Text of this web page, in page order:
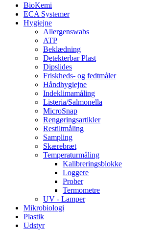
BioKemi
ECA Systemer
Hygiejne
Allergenswabs
ATP
Beklædning
Detekterbar Plast
Dipslides
Friskheds- og fedtmåler
Håndhygiejne
Indeklimamåling
Listeria/Salmonella
MicroSnap
Rengøringsartikler
Restiltmåling
Sampling
Skærebræt
Temperaturmåling
Kalibreringsblokke
Loggere
Prober
Termometre
UV - Lamper
Mikrobiologi
Plastik
Udstyr